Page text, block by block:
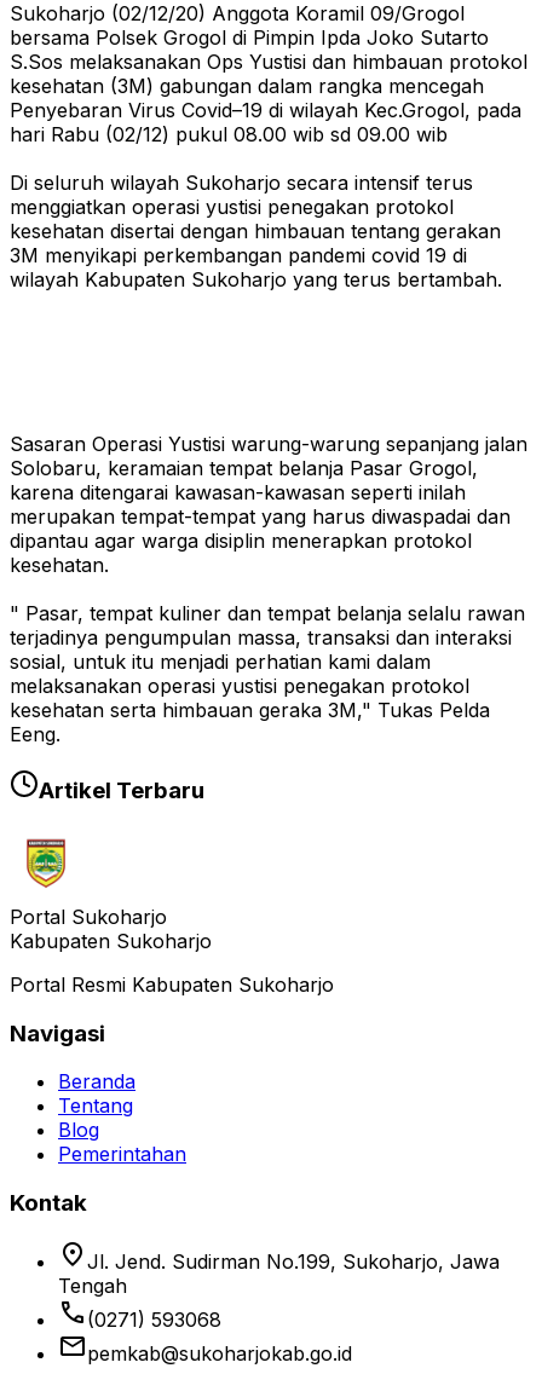
Sukoharjo (02/12/20) Anggota Koramil 09/Grogol
bersama Polsek Grogol di Pimpin Ipda Joko Sutarto
S.Sos melaksanakan Ops Yustisi dan himbauan protokol
kesehatan (3M) gabungan dalam rangka mencegah
Penyebaran Virus Covid–19 di wilayah Kec.Grogol, pada
hari Rabu (02/12) pukul 08.00 wib sd 09.00 wib
Di seluruh wilayah Sukoharjo secara intensif terus
menggiatkan operasi yustisi penegakan protokol
kesehatan disertai dengan himbauan tentang gerakan
3M menyikapi perkembangan pandemi covid 19 di
wilayah Kabupaten Sukoharjo yang terus bertambah.
Sasaran Operasi Yustisi warung-warung sepanjang jalan
Solobaru, keramaian tempat belanja Pasar Grogol,
karena ditengarai kawasan-kawasan seperti inilah
merupakan tempat-tempat yang harus diwaspadai dan
dipantau agar warga disiplin menerapkan protokol
kesehatan.
" Pasar, tempat kuliner dan tempat belanja selalu rawan
terjadinya pengumpulan massa, transaksi dan interaksi
sosial, untuk itu menjadi perhatian kami dalam
melaksanakan operasi yustisi penegakan protokol
kesehatan serta himbauan geraka 3M," Tukas Pelda
Eeng.
Artikel Terbaru
Portal Sukoharjo
Kabupaten Sukoharjo
Portal Resmi Kabupaten Sukoharjo
Navigasi
Beranda
Tentang
Blog
Pemerintahan
Kontak
location_on Jl. Jend. Sudirman No.199, Sukoharjo, Jawa
Tengah
phone (0271) 593068
emailpemkab@sukoharjokab.go.id